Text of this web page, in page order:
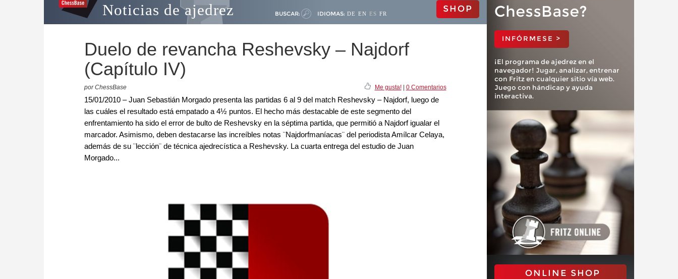
Noticias de ajedrez BUSCAR: IDIOMAS: DE EN ES FR SHOP
Duelo de revancha Reshevsky – Najdorf
(Capítulo IV)
por ChessBase Me gusta!| 0 Comentarios
15/01/2010 – Juan Sebastián Morgado presenta las partidas 6 al 9 del match Reshevsky – Najdorf, luego de
las cuáles el resultado está empatado a 4½ puntos. El hecho más destacable de este segmento del
enfrentamiento ha sido el error de bulto de Reshevsky en la séptima partida, que permitió a Najdorf igualar el
marcador. Asimismo, deben destacarse las increíbles notas ¨Najdorfmaníacas¨ del periodista Amílcar Celaya,
además de su ¨lección¨ de técnica ajedrecística a Reshevsky. La cuarta entrega del estudio de Juan
Morgado...
ChessBase?
INFÓRMESE >
¡El programa de ajedrez en el
navegador! Jugar, analizar, entrenar
con Fritz en cualquier sitio vía web.
Juego con hándicap y ayuda
interactiva.
ONLINE SHOP